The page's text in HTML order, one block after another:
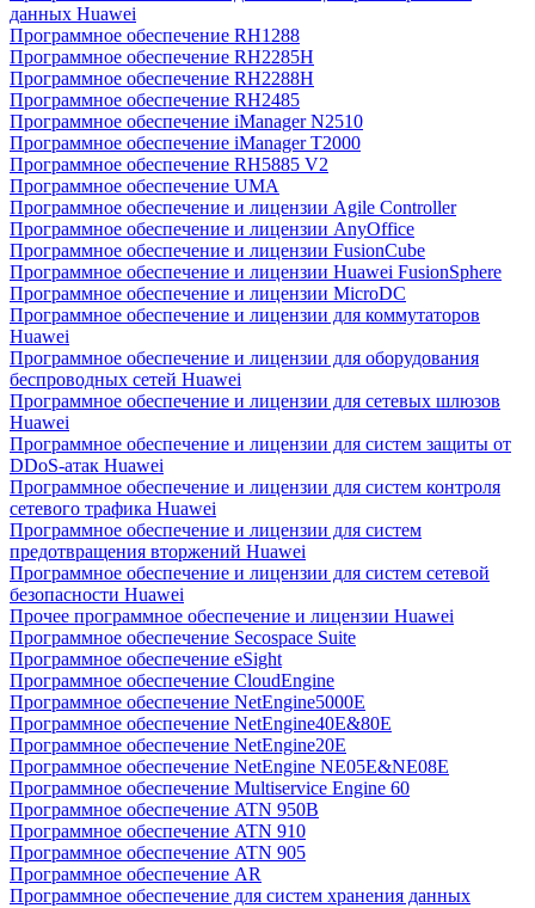
данных Huawei
Программное обеспечение RH1288
Программное обеспечение RH2285H
Программное обеспечение RH2288H
Программное обеспечение RH2485
Программное обеспечение iManager N2510
Программное обеспечение iManager T2000
Программное обеспечение RH5885 V2
Программное обеспечение UMA
Программное обеспечение и лицензии Agile Controller
Программное обеспечение и лицензии AnyOffice
Программное обеспечение и лицензии FusionCube
Программное обеспечение и лицензии Huawei FusionSphere
Программное обеспечение и лицензии MicroDC
Программное обеспечение и лицензии для коммутаторов
Huawei
Программное обеспечение и лицензии для оборудования
беспроводных сетей Huawei
Программное обеспечение и лицензии для сетевых шлюзов
Huawei
Программное обеспечение и лицензии для систем защиты от
DDoS-атак Huawei
Программное обеспечение и лицензии для систем контроля
сетевого трафика Huawei
Программное обеспечение и лицензии для систем
предотвращения вторжений Huawei
Программное обеспечение и лицензии для систем сетевой
безопасности Huawei
Прочее программное обеспечение и лицензии Huawei
Программное обеспечение Secospace Suite
Программное обеспечение eSight
Программное обеспечение CloudEngine
Программное обеспечение NetEngine5000E
Программное обеспечение NetEngine40E&80E
Программное обеспечение NetEngine20E
Программное обеспечение NetEngine NE05E&NE08E
Программное обеспечение Multiservice Engine 60
Программное обеспечение ATN 950B
Программное обеспечение ATN 910
Программное обеспечение ATN 905
Программное обеспечение AR
Программное обеспечение для систем хранения данных